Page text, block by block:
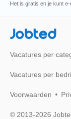
Het is gratis en je kunt
Jobted
Vacatures per
Vacatures per
Voorwaarden
© 2013-2026